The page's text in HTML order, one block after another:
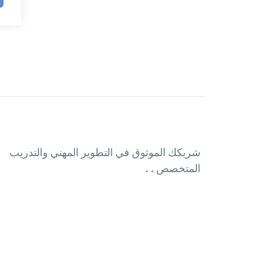
شريكك الموثوق في التطوير المهني والتدريب
المتخصص . .